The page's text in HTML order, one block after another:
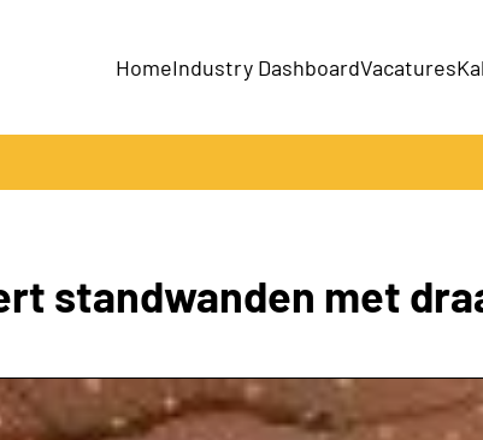
HomeIndustry DashboardVacatures
standwanden met